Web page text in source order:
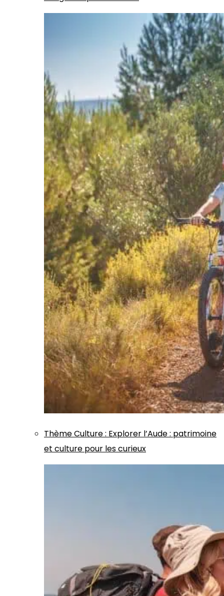
ThèmeCulture: Explorer l’Aude : patrimoine
et culture pour les curieux